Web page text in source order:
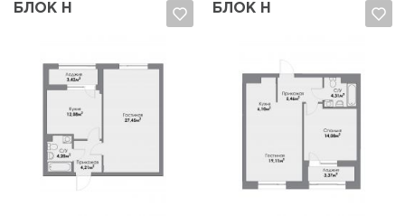
БЛОК Н
Да, удалить Отмена
БЛОК Н
Отмена